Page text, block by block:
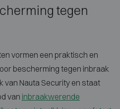
tegen
vormen een praktisch en
bescherming tegen inbraak
van Nauta Security en staat
van inbraakwerende